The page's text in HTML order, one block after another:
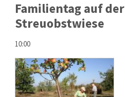
Familientag auf der
Streuobstwiese
10:00